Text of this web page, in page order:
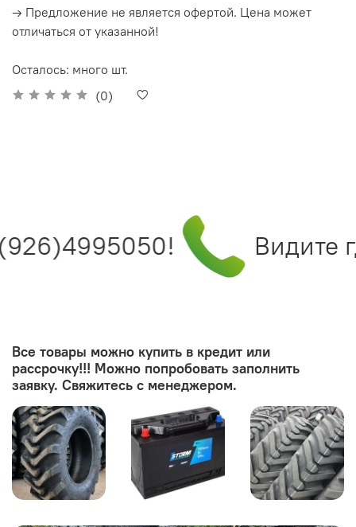
(0)
→ Предложение не является офертой. Цена может
отличаться от указанной!
Осталось: много шт.
Видите
Все товары можно купить в кредит или
рассрочку!!! Можно попробовать заполнить
заявку. Свяжитесь с менеджером.